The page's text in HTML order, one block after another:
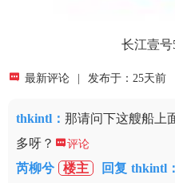
长江壹
 最新评论 发布于：25天前
thkintl ： 那请问下这艘船上
多呀？ 评论
芮柳兮 楼主 回复 thkintl：